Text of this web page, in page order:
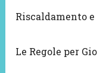
Riscaldamento
Le Regole per